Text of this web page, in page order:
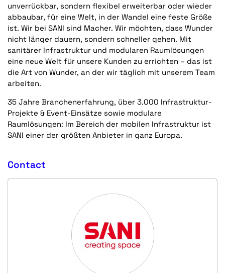
unverrückbar, sondern flexibel erweiterbar oder wieder
abbaubar, für eine Welt, in der Wandel eine feste Größe
ist. Wir bei SANI sind Macher. Wir möchten, dass Wunder
nicht länger dauern, sondern schneller gehen. Mit
sanitärer Infrastruktur und modularen Raumlösungen
eine neue Welt für unsere Kunden zu errichten – das ist
die Art von Wunder, an der wir täglich mit unserem Team
arbeiten.
35 Jahre Branchenerfahrung, über 3.000 Infrastruktur-
Projekte & Event-Einsätze sowie modulare
Raumlösungen: Im Bereich der mobilen Infrastruktur ist
SANI einer der größten Anbieter in ganz Europa.
Contact